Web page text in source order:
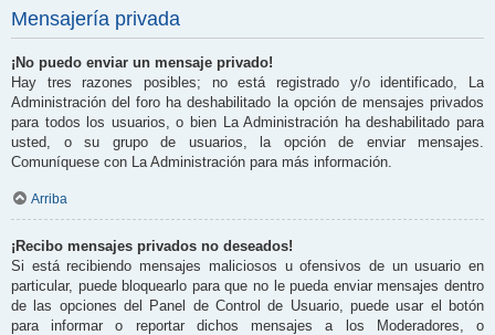
Mensajería privada
¡No puedo enviar un mensaje privado!
Hay tres razones posibles; no está registrado y/o identificado, La
Administración del foro ha deshabilitado la opción de mensajes privados
para todos los usuarios, o bien La Administración ha deshabilitado para
usted, o su grupo de usuarios, la opción de enviar mensajes.
Comuníquese con La Administración para más información.
Arriba
¡Recibo mensajes privados no deseados!
Si está recibiendo mensajes maliciosos u ofensivos de un usuario en
particular, puede bloquearlo para que no le pueda enviar mensajes dentro
de las opciones del Panel de Control de Usuario, puede usar el botón
para informar o reportar dichos mensajes a los Moderadores, o